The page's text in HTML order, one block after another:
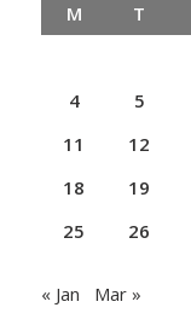
M
T
4
5
11
12
18
19
25
26
« Jan Mar »